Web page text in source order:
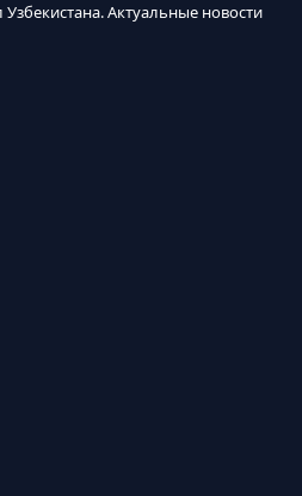
Актуальные новости